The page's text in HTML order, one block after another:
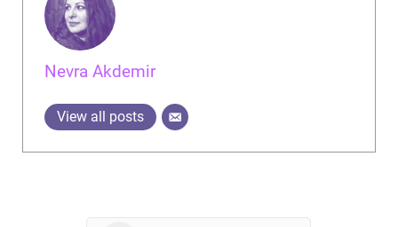
Nevra Akdemir
View all posts